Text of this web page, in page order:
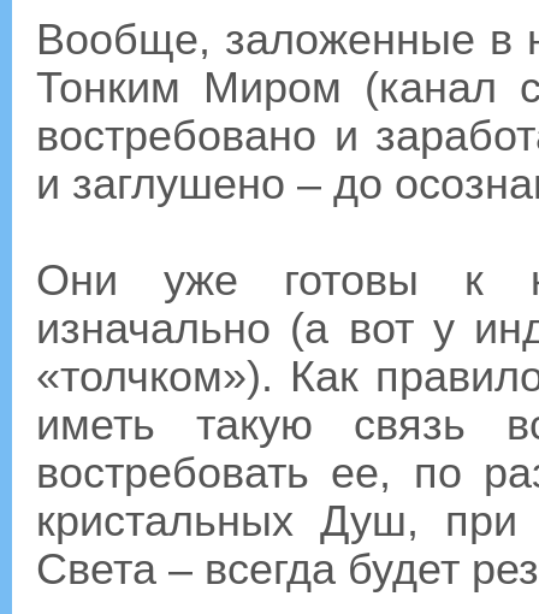
Вообще, заложенные в
Тонким Миром (канал
востребовано и
и заглушено – до
Они уже готовы к
изначально (а вот у
«толчком»). Как
иметь такую связь
востребовать ее, по
кристальных Душ,
Света – всегда будет